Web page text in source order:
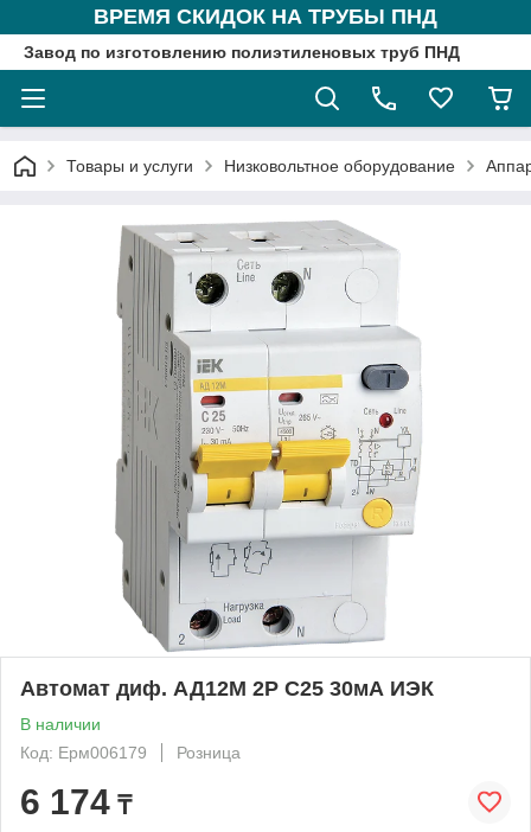
ВРЕМЯ СКИДОК НА ТРУБЫ ПНД
Завод по изготовлению полиэтиленовых труб ПНД
Товары и услуги Низковольтное оборудование
Автомат диф. АД12М 2Р С25 30мА ИЭК
В наличии
Код: Ерм006179
Розница
6 174 ₸